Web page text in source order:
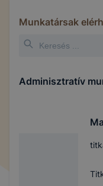
Munkatársak
Adminisztratív